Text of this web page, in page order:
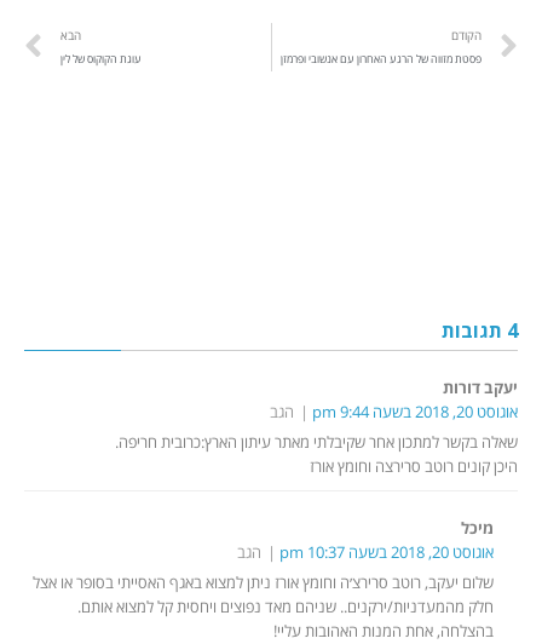
הקודם
פסטת מזווה של הרגע האחרון עם אנשובי ופרמזן
הבא
עוגת הקוקוס של לין
4 תגובות
יעקב דורות
אוגוסט 20, 2018 בשעה 9:44 pm
הגב
שאלה בקשר למתכון אחר שקיבלתי מאתר עיתון הארץ:כרובית חריפה.
היכן קונים רוטב סרירצה וחומץ אורז
מיכל
אוגוסט 20, 2018 בשעה 10:37 pm
הגב
שלום יעקב, רוטב סרירצ׳ה וחומץ אורז ניתן למצוא באגף האסייתי בסופר או אצל
חלק מהמעדניות/ירקנים.. שניהם מאד נפוצים ויחסית קל למצוא אותם.
בהצלחה, אחת המנות האהובות עליי!